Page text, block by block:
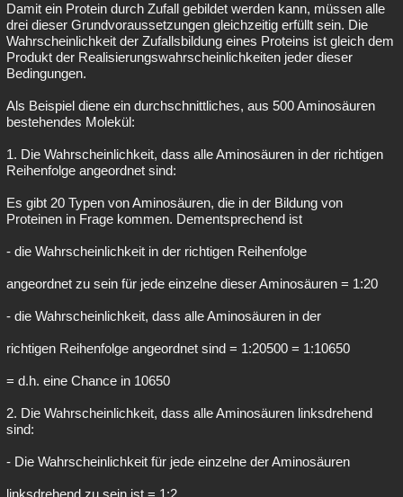
Damit ein Protein durch Zufall gebildet werden kann, müssen alle
drei dieser Grundvoraussetzungen gleichzeitig erfüllt sein. Die
Wahrscheinlichkeit der Zufallsbildung eines Proteins ist gleich dem
Produkt der Realisierungswahrscheinlichkeiten jeder dieser
Bedingungen.
Als Beispiel diene ein durchschnittliches, aus 500 Aminosäuren
bestehendes Molekül:
1. Die Wahrscheinlichkeit, dass alle Aminosäuren in der richtigen
Reihenfolge angeordnet sind:
Es gibt 20 Typen von Aminosäuren, die in der Bildung von
Proteinen in Frage kommen. Dementsprechend ist
- die Wahrscheinlichkeit in der richtigen Reihenfolge
angeordnet zu sein für jede einzelne dieser Aminosäuren = 1:20
- die Wahrscheinlichkeit, dass alle Aminosäuren in der
richtigen Reihenfolge angeordnet sind = 1:20500 = 1:10650
= d.h. eine Chance in 10650
2. Die Wahrscheinlichkeit, dass alle Aminosäuren linksdrehend
sind:
- Die Wahrscheinlichkeit für jede einzelne der Aminosäuren
linksdrehend zu sein ist = 1:2